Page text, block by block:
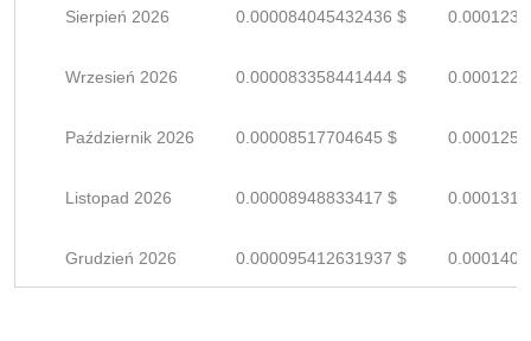
Sierpień 2026 0.000084045432436 $
Wrzesień 2026 0.000083358441444 $
Październik 2026 0.00008517704645 $
Listopad 2026 0.00008948833417 $
Grudzień 2026 0.000095412631937 $